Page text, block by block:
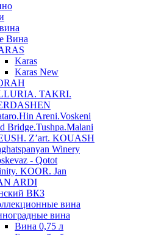
Вина
Karas
Karas New
TAKRI.
Areni.Voskeni
Bridge.Tushpa.Malani
Z’art. KOUASH
Winery
- Qotot
KOOR. Jan
ARDI
ВКЗ
вина
вина
Вина 0,75 л